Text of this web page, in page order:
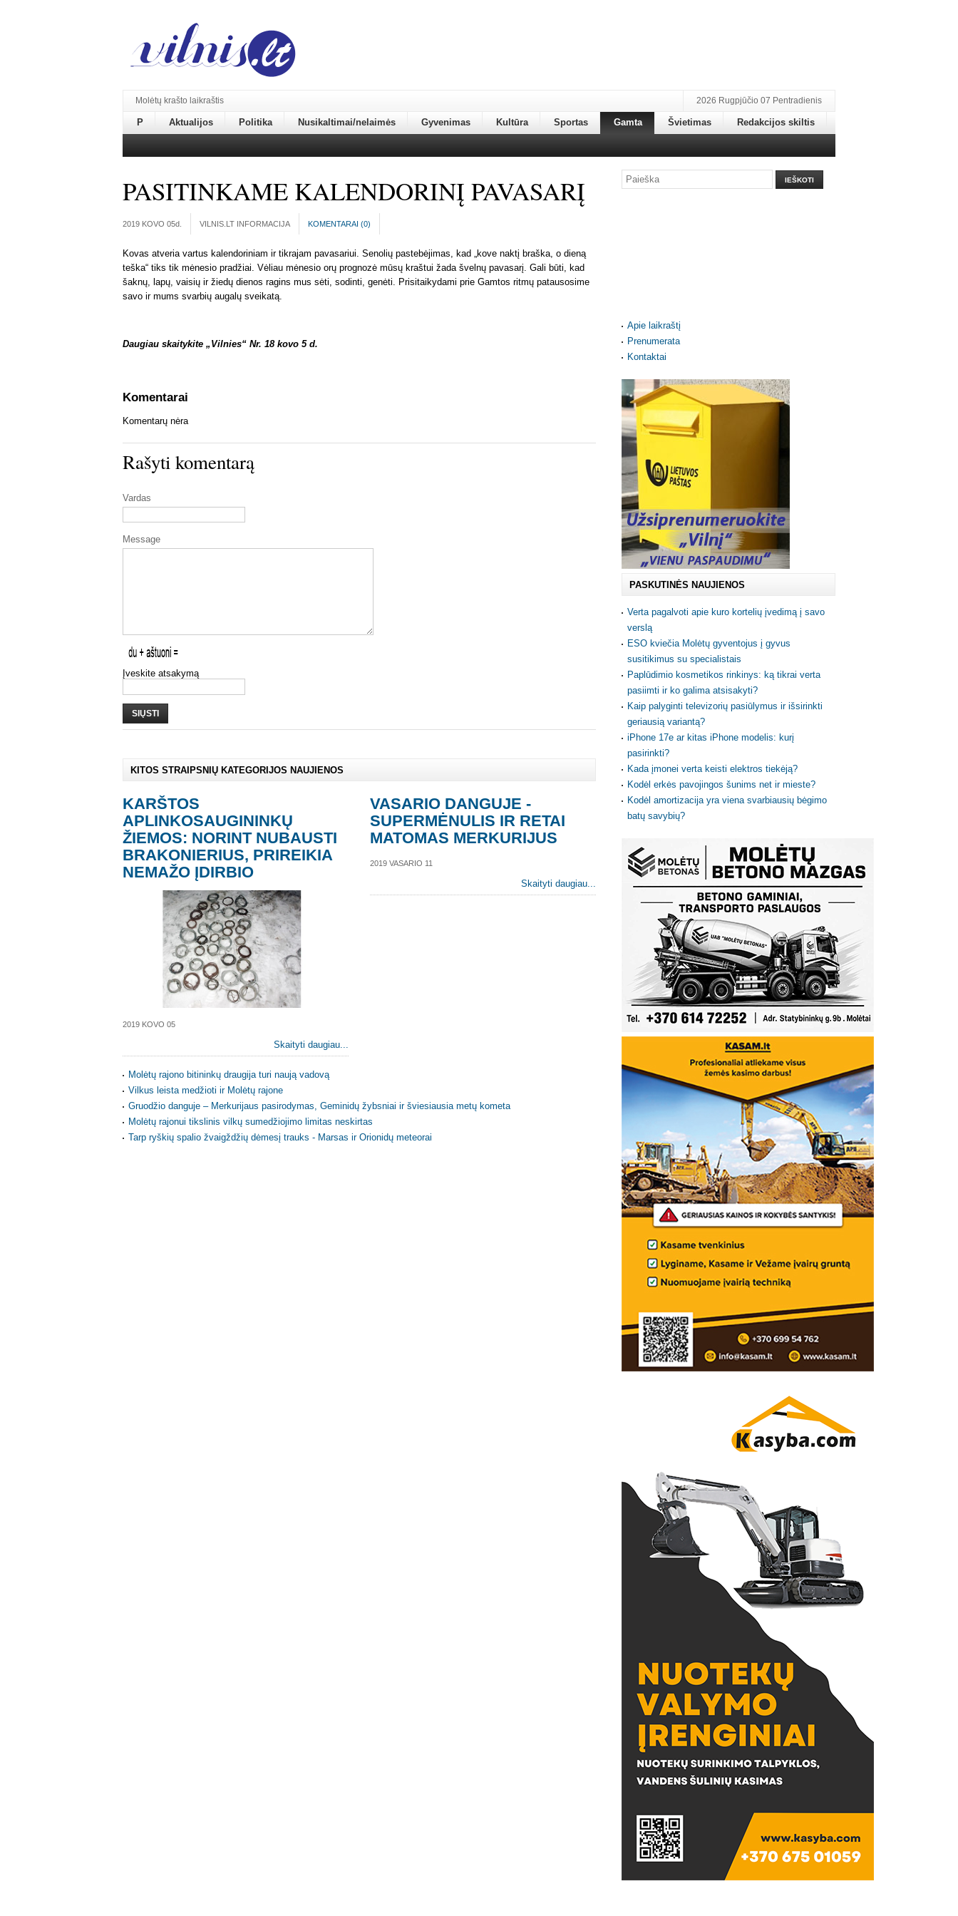
Molėtų krašto laikraštis 2026 Rugpjūčio 07 Pentradienis
P Aktualijos Politika Nusikaltimai/nelaimės Gyvenimas Kultūra Sportas Gamta Švietimas Redakcijos skiltis
PASITINKAME KALENDORINĮ PAVASARĮ
2019 KOVO 05d. VILNIS.LT INFORMACIJA KOMENTARAI (0)
Kovas atveria vartus kalendoriniam ir tikrajam pavasariui. Senolių pastebėjimas, kad „kove naktį braška, o dieną
teška“ tiks tik mėnesio pradžiai. Vėliau mėnesio orų prognozė mūsų kraštui žada švelnų pavasarį. Gali būti, kad
šaknų, lapų, vaisių ir žiedų dienos ragins mus sėti, sodinti, genėti. Prisitaikydami prie Gamtos ritmų patausosime
savo ir mums svarbių augalų sveikatą.
Daugiau skaitykite „Vilnies“ Nr. 18 kovo 5 d.
Komentarai
Komentarų nėra
Rašyti komentarą
Vardas
Message
Įveskite atsakymą
SIŲSTI
KITOS STRAIPSNIŲ KATEGORIJOS NAUJIENOS
KARŠTOS
APLINKOSAUGININKŲ
ŽIEMOS: NORINT NUBAUSTI
BRAKONIERIUS, PRIREIKIA
NEMAŽO ĮDIRBIO
2019 KOVO 05
Skaityti daugiau...
VASARIO DANGUJE -
SUPERMĖNULIS IR RETAI
MATOMAS MERKURIJUS
2019 VASARIO 11
Skaityti daugiau...
Molėtų rajono bitininkų draugija turi naują vadovą
Vilkus leista medžioti ir Molėtų rajone
Gruodžio danguje – Merkurijaus pasirodymas, Geminidų žybsniai ir šviesiausia metų kometa
Molėtų rajonui tikslinis vilkų sumedžiojimo limitas neskirtas
Tarp ryškių spalio žvaigždžių dėmesį trauks - Marsas ir Orionidų meteorai
Apie laikraštį
Prenumerata
Kontaktai
PASKUTINĖS NAUJIENOS
Verta pagalvoti apie kuro kortelių įvedimą į savo
verslą
ESO kviečia Molėtų gyventojus į gyvus
susitikimus su specialistais
Paplūdimio kosmetikos rinkinys: ką tikrai verta
pasiimti ir ko galima atsisakyti?
Kaip palyginti televizorių pasiūlymus ir išsirinkti
geriausią variantą?
iPhone 17e ar kitas iPhone modelis: kurį
pasirinkti?
Kada įmonei verta keisti elektros tiekėją?
Kodėl erkės pavojingos šunims net ir mieste?
Kodėl amortizacija yra viena svarbiausių bėgimo
batų savybių?